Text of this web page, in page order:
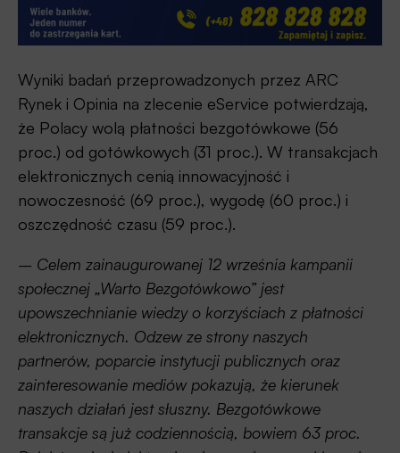
Wyniki badań przeprowadzonych przez ARC
Rynek i Opinia na zlecenie eService potwierdzają,
że Polacy wolą płatności bezgotówkowe (56
proc.) od gotówkowych (31 proc.). W transakcjach
elektronicznych cenią innowacyjność i
nowoczesność (69 proc.), wygodę (60 proc.) i
oszczędność czasu (59 proc.).
– Celem zainaugurowanej 12 września kampanii
społecznej „Warto Bezgotówkowo” jest
upowszechnianie wiedzy o korzyściach z płatności
elektronicznych. Odzew ze strony naszych
partnerów, poparcie instytucji publicznych oraz
zainteresowanie mediów pokazują, że kierunek
naszych działań jest słuszny. Bezgotówkowe
transakcje są już codziennością, bowiem 63 proc.